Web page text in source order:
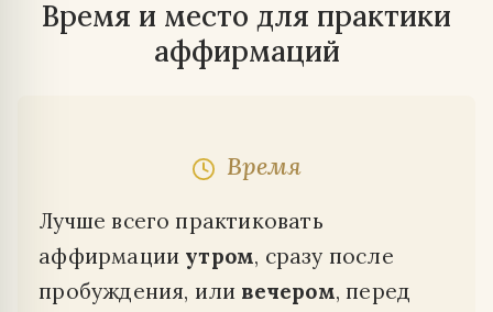
Время и место для практики
аффирмаций
Время
Лучше всего практиковать
аффирмации утром, сразу после
пробуждения, или вечером, перед